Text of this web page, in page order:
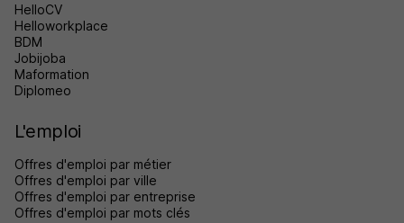
HelloCV
Helloworkplace
BDM
Jobijoba
Maformation
Diplomeo
L'emploi
Offres d'emploi par métier
Offres d'emploi par ville
Offres d'emploi par entreprise
Offres d'emploi par mots clés